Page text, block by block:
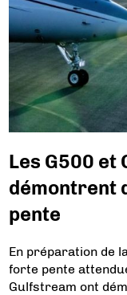
Les G500 et
démontrent
pente
En préparation de
forte pente
Gulfstream ont